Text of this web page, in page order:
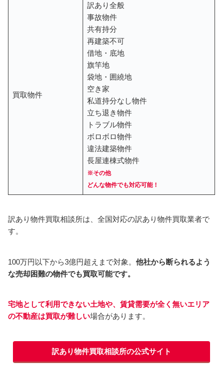
買取物件
訳あり全般
事故物件
共有持分
再建築不可
借地・底地
旗竿地
袋地・囲繞地
空き家
私道持分なし物件
立ち退き物件
トラブル物件
ボロボロ物件
違法建築物件
長屋連棟式物件
※その他
どんな物件でも対応可能！
訳あり物件買取相談所は、全国対応の訳あり物件買取業者で
す。
100万円以下から3億円超えまで対象。 他社から断られるよう
な売却困難の物件でも買取可能です。
宅地として利用できない土地や、賃貸需要が全く無いエリア
の不動産は買取が難しい場合があります。
訳あり物件買取相談所の公式サイト